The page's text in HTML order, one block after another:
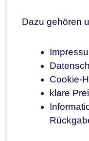
Dazu gehören
Cookie-
klare